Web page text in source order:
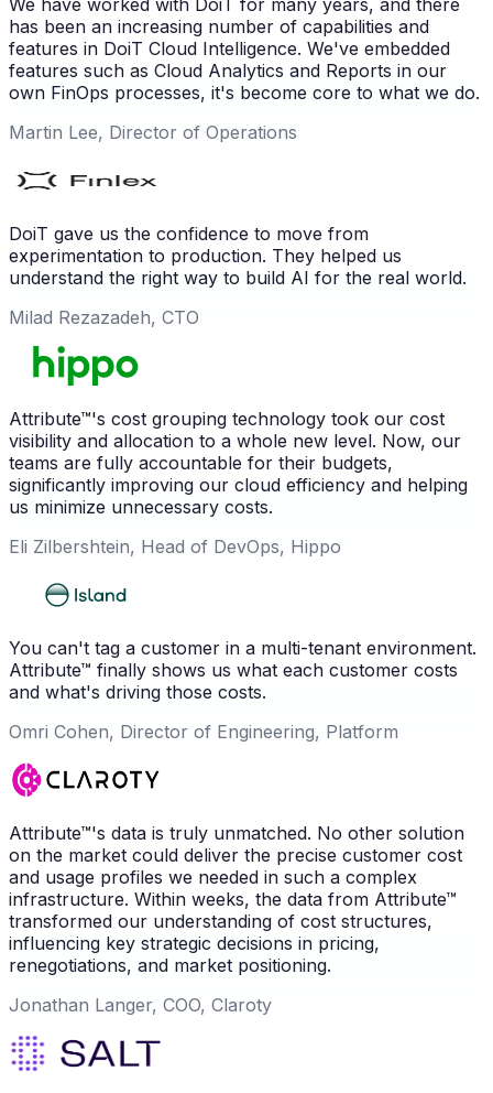
has been an increasing number of capabilities and
features in DoiT Cloud Intelligence. We've embedded
features such as Cloud Analytics and Reports in our
own FinOps processes, it's become core to what we do.
Martin Lee, Director of Operations
DoiT gave us the confidence to move from
experimentation to production. They helped us
understand the right way to build AI for the real world.
Milad Rezazadeh, CTO
Attribute™'s cost grouping technology took our cost
visibility and allocation to a whole new level. Now, our
teams are fully accountable for their budgets,
significantly improving our cloud efficiency and helping
us minimize unnecessary costs.
Eli Zilbershtein, Head of DevOps, Hippo
You can't tag a customer in a multi-tenant environment.
Attribute™ finally shows us what each customer costs
and what's driving those costs.
Omri Cohen, Director of Engineering, Platform
Attribute™'s data is truly unmatched. No other solution
on the market could deliver the precise customer cost
and usage profiles we needed in such a complex
infrastructure. Within weeks, the data from Attribute™
transformed our understanding of cost structures,
influencing key strategic decisions in pricing,
renegotiations, and market positioning.
Jonathan Langer, COO, Claroty